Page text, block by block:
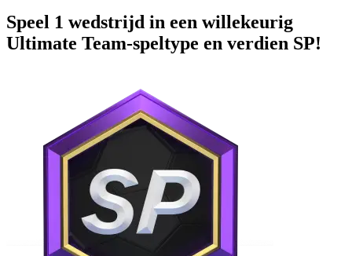
Speel 1 wedstrijd in een willekeurig
Ultimate Team-speltype en verdien SP!